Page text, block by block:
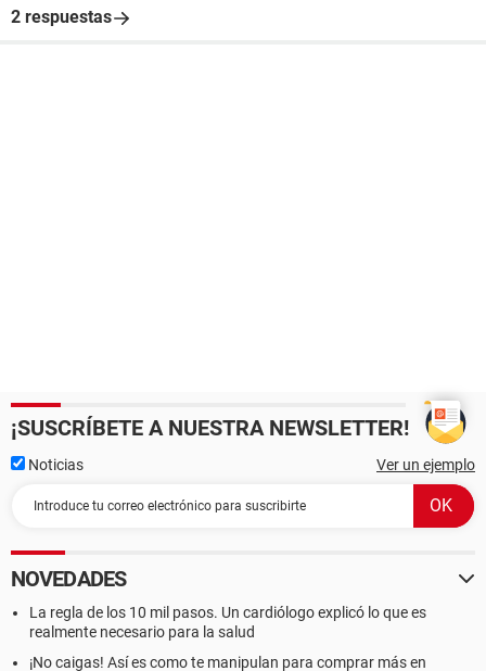
2 respuestas
¡SUSCRÍBETE A NUESTRA NEWSLETTER!
Noticias Ver un ejemplo
NOVEDADES
La regla de los 10 mil pasos. Un cardiólogo explicó lo que es
realmente necesario para la salud
¡No caigas! Así es como te manipulan para comprar más en